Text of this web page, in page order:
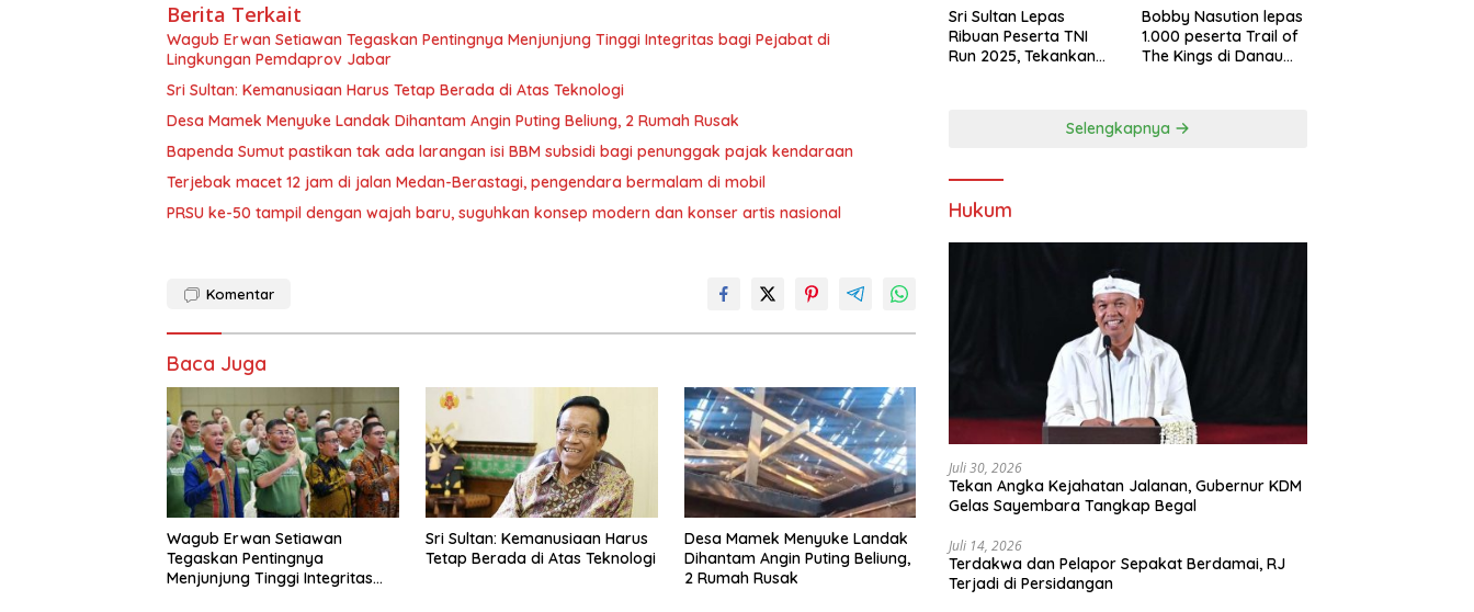
Berita Terkait
Wagub Erwan Setiawan Tegaskan Pentingnya Menjunjung Tinggi Integritas bagi Pejabat di
Lingkungan Pemdaprov Jabar
Sri Sultan: Kemanusiaan Harus Tetap Berada di Atas Teknologi
Desa Mamek Menyuke Landak Dihantam Angin Puting Beliung, 2 Rumah Rusak
Bapenda Sumut pastikan tak ada larangan isi BBM subsidi bagi penunggak pajak kendaraan
Terjebak macet 12 jam di jalan Medan-Berastagi, pengendara bermalam di mobil
PRSU ke-50 tampil dengan wajah baru, suguhkan konsep modern dan konser artis nasional
Komentar
Baca Juga
Wagub Erwan Setiawan
Tegaskan Pentingnya
Menjunjung Tinggi Integritas
Sri Sultan: Kemanusiaan Harus
Tetap Berada di Atas Teknologi
Desa Mamek Menyuke Landak
Dihantam Angin Puting Beliung,
2 Rumah Rusak
Sri Sultan Lepas
Ribuan Peserta TNI
Run 2025, Tekankan
Bobby Nasution lepas
1.000 peserta Trail of
The Kings di Danau
Selengkapnya
Hukum
Juli 30, 2026
Tekan Angka Kejahatan Jalanan, Gubernur KDM
Gelas Sayembara Tangkap Begal
Juli 14, 2026
Terdakwa dan Pelapor Sepakat Berdamai, RJ
Terjadi di Persidangan